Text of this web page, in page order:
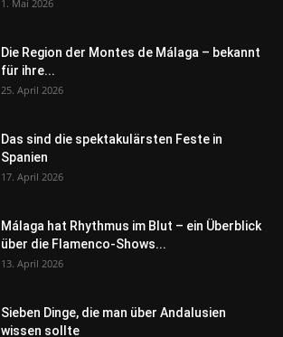
1. Mai 2026
Die Region der Montes de Málaga – bekannt
für ihre...
25. April 2026
Das sind die spektakulärsten Feste in
Spanien
17. April 2026
Málaga hat Rhythmus im Blut – ein Überblick
über die Flamenco-Shows...
13. April 2026
Sieben Dinge, die man über Andalusien
wissen sollte